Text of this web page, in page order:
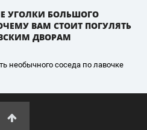
УГОЛКИ БОЛЬШОГО
ВАМ СТОИТ ПОГУЛЯТЬ
ДВОРАМ
необычного соседа по лавочке